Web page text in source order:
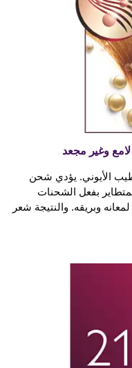
وغير مجعد
الأيوني. يؤدي شحن
بفعل الشحنات
وبريقه. والنتيجة شعر